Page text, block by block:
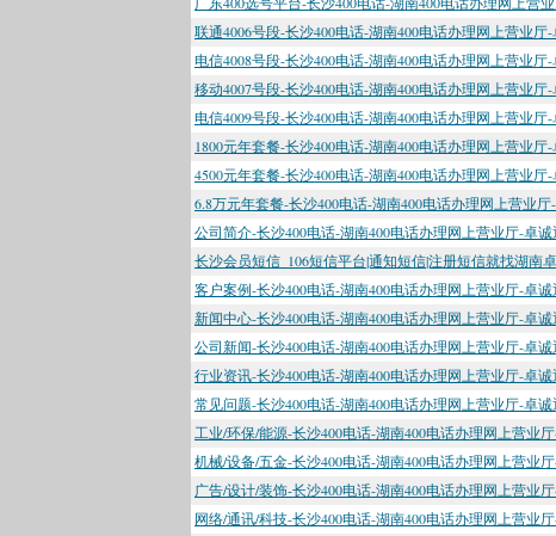
联通4006号段-长沙400电话-湖南400电话办理网上营业厅
电信4008号段-长沙400电话-湖南400电话办理网上营业厅
移动4007号段-长沙400电话-湖南400电话办理网上营业厅
电信4009号段-长沙400电话-湖南400电话办理网上营业厅
1800元年套餐-长沙400电话-湖南400电话办理网上营业厅
4500元年套餐-长沙400电话-湖南400电话办理网上营业厅
6.8万元年套餐-长沙400电话-湖南400电话办理网上营业
公司简介-长沙400电话-湖南400电话办理网上营业厅-卓
长沙会员短信_106短信平台|通知短信|注册短信就找湖南
客户案例-长沙400电话-湖南400电话办理网上营业厅-卓
新闻中心-长沙400电话-湖南400电话办理网上营业厅-卓
公司新闻-长沙400电话-湖南400电话办理网上营业厅-卓
行业资讯-长沙400电话-湖南400电话办理网上营业厅-卓
常见问题-长沙400电话-湖南400电话办理网上营业厅-卓
工业/环保/能源-长沙400电话-湖南400电话办理网上营业
机械/设备/五金-长沙400电话-湖南400电话办理网上营业
广告/设计/装饰-长沙400电话-湖南400电话办理网上营业
网络/通讯/科技-长沙400电话-湖南400电话办理网上营业